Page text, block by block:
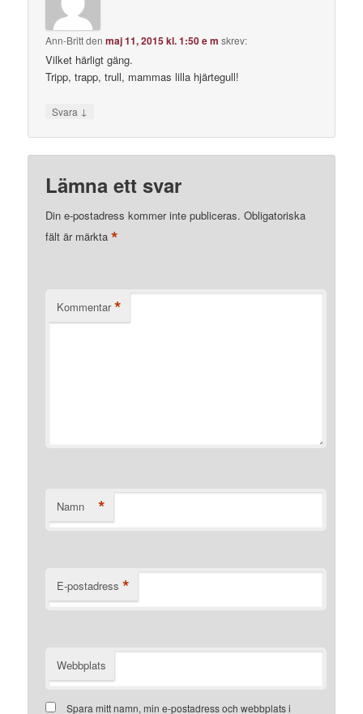
Ann-Brittdenmaj 11, 2015 kl. 1:50 e m skrev:
Vilket härligt gäng.
Tripp, trapp, trull, mammas lilla hjärtegull!
Svara ↓
Lämna ett svar
Din e-postadress kommer inte publiceras. Obligatoriska
fält är märkta*
Kommentar *
Namn *
E-postadress *
Webbplats
Spara mitt namn, min e-postadress och webbplats i